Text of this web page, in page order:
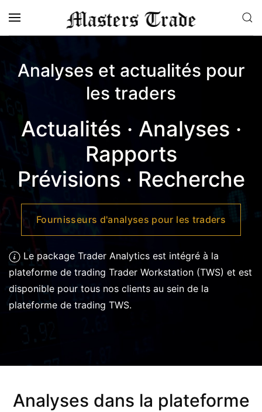
Accéder au contenu principal
Analyses et actualités pour
les traders
Actualités · Analyses ·
Rapports
Prévisions · Recherche
Fournisseurs d'analyses pour les traders
Le package Trader Analytics est intégré à la
plateforme de trading Trader Workstation (TWS) et est
disponible pour tous nos clients au sein de la
plateforme de trading TWS.
Analyses dans la plateforme